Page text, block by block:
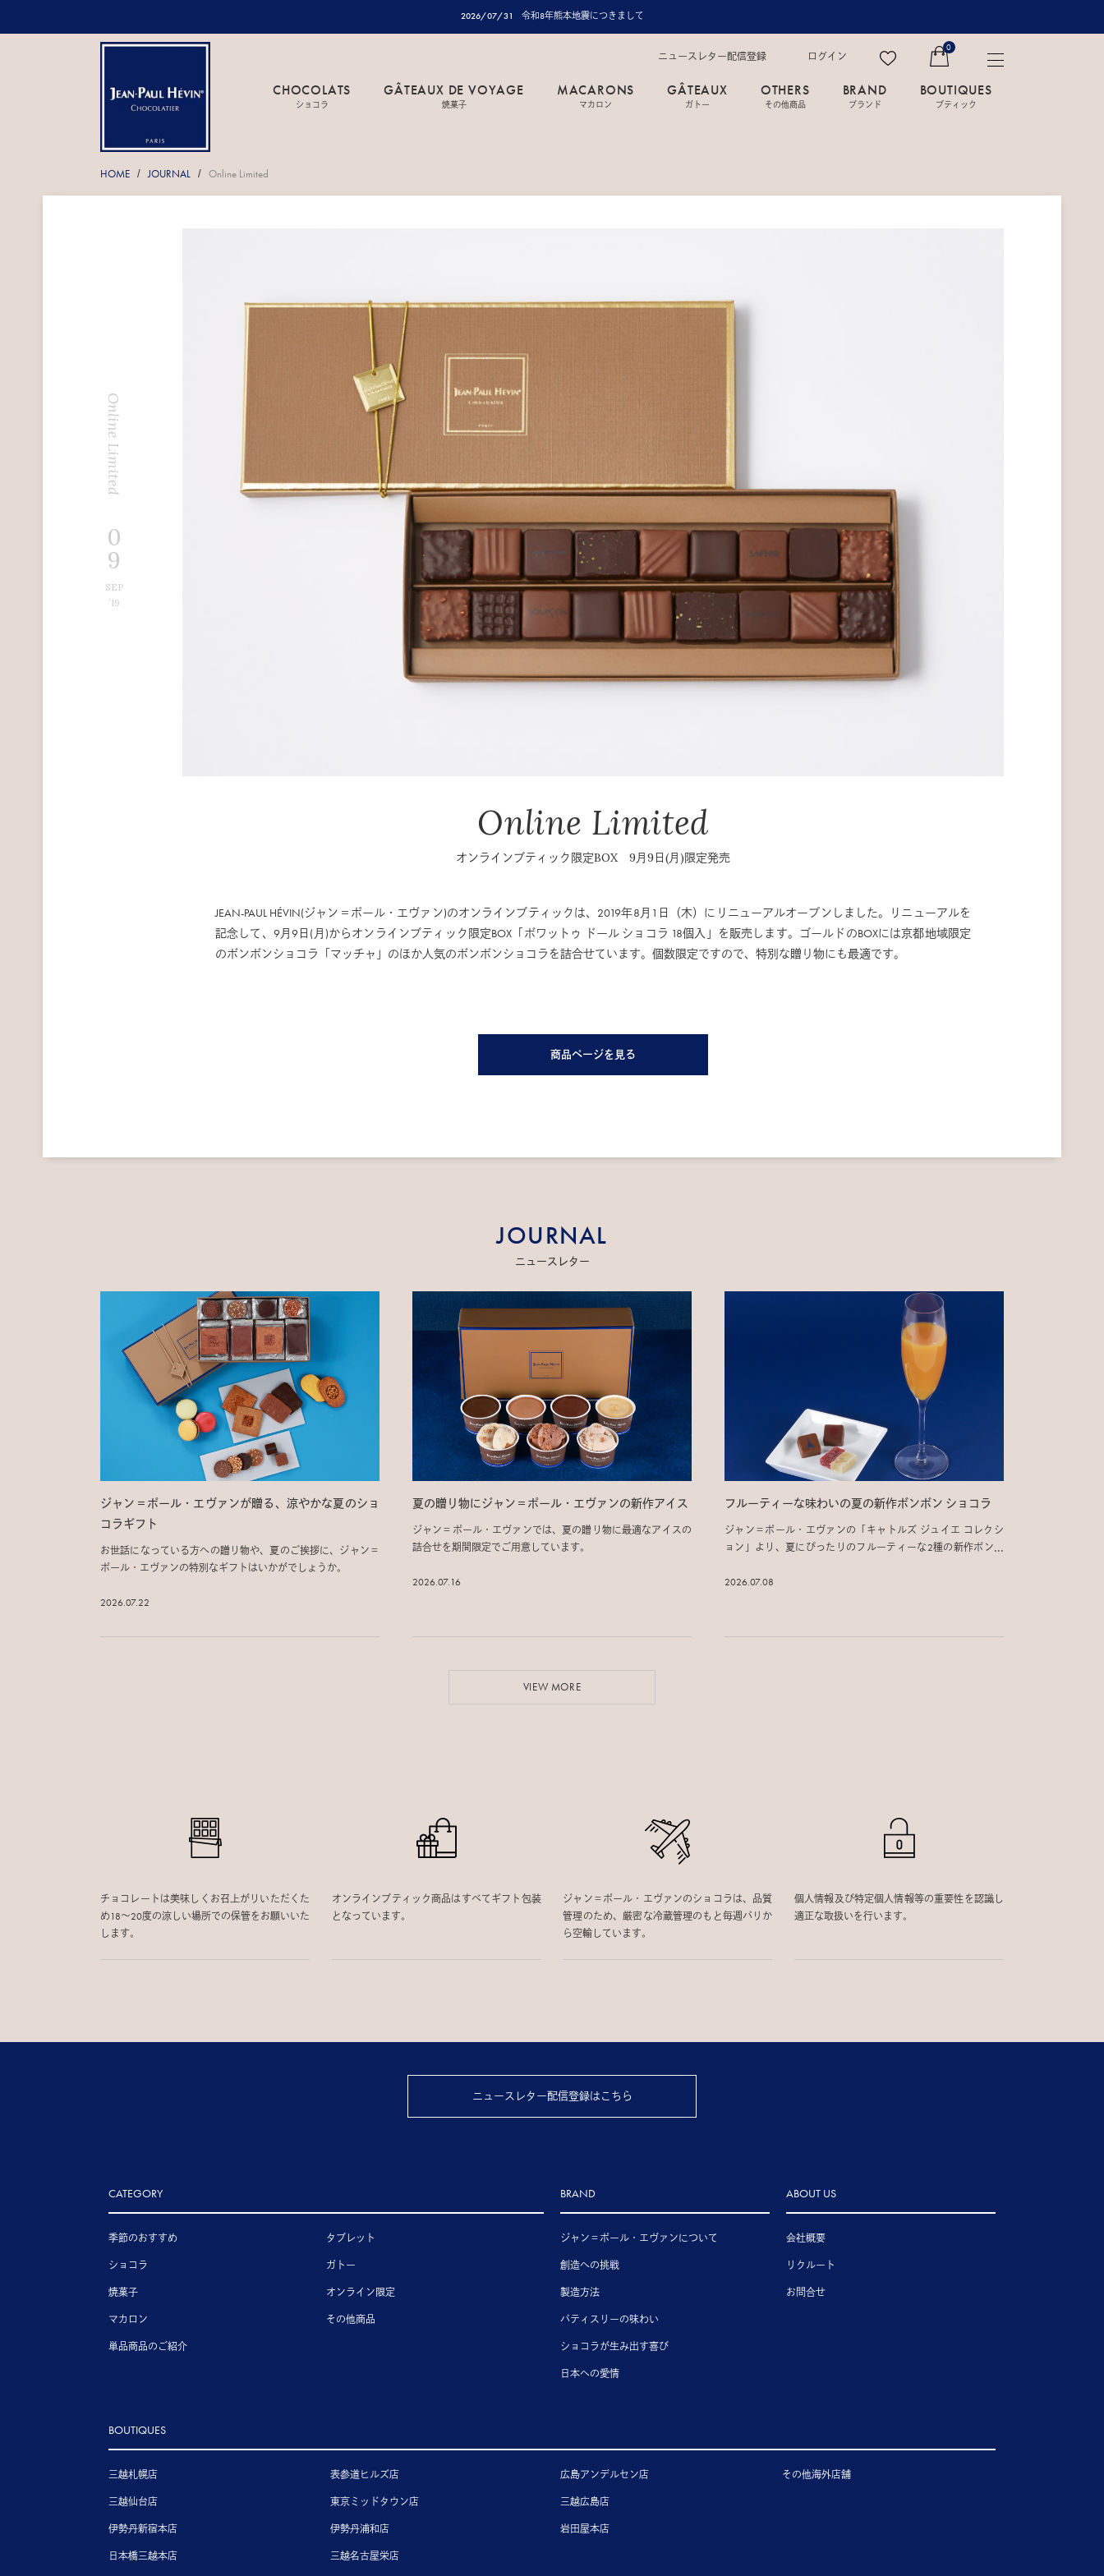
2026/07/31 令和8年熊本地震につきまして
ニュースレター配信登録 ログイン
0
CHOCOLATS
ショコラ
GÂTEAUX DE VOYAGE
焼菓子
MACARONS
マカロン
GÂTEAUX
ガトー
OTHERS
その他商品
BRAND
ブランド
BOUTIQUES
ブティック
HOME / JOURNAL / Online Limited
Online Limited
0
9
SEP
’19
Online Limited
オンラインブティック限定BOX 9月9日(月)限定発売
JEAN-PAUL HÉVIN(ジャン＝ポール・エヴァン)のオンラインブティックは、2019年8月1日（木）にリニューアルオープンしました。リニューアルを
記念して、9月9日(月)からオンラインブティック限定BOX「ボワットゥ ドール ショコラ 18個入」を販売します。ゴールドのBOXには京都地域限定
のボンボンショコラ「マッチャ」のほか人気のボンボンショコラを詰合せています。個数限定ですので、特別な贈り物にも最適です。
商品ページを見る
JOURNAL
ニュースレター
ジャン＝ポール・エヴァンが贈る、涼やかな夏のショ
コラギフト
お世話になっている方への贈り物や、夏のご挨拶に、ジャン＝
ポール・エヴァンの特別なギフトはいかがでしょうか。
2026.07.22
夏の贈り物にジャン＝ポール・エヴァンの新作アイス
ジャン＝ポール・エヴァンでは、夏の贈り物に最適なアイスの
詰合せを期間限定でご用意しています。
2026.07.16
フルーティーな味わいの夏の新作ボンボン ショコラ
ジャン＝ポール・エヴァンの「キャトルズ ジュイエ コレクシ
ョン」より、夏にぴったりのフルーティーな2種の新作ボンボ
2026.07.08
VIEW MORE
チョコレートは美味しくお召上がりいただくた
め18〜20度の涼しい場所での保管をお願いいた
します。
オンラインブティック商品はすべてギフト包装
となっています。
ジャン＝ポール・エヴァンのショコラは、品質
管理のため、厳密な冷蔵管理のもと毎週パリか
ら空輸しています。
個人情報及び特定個人情報等の重要性を認識し
適正な取扱いを行います。
ニュースレター配信登録はこちら
CATEGORY
季節のおすすめ
ショコラ
焼菓子
マカロン
単品商品のご紹介
タブレット
ガトー
オンライン限定
その他商品
BRAND
ジャン＝ポール・エヴァンについて
創造への挑戦
製造方法
パティスリーの味わい
ショコラが生み出す喜び
日本への愛情
ABOUT US
会社概要
リクルート
お問合せ
BOUTIQUES
三越札幌店
三越仙台店
伊勢丹新宿本店
日本橋三越本店
表参道ヒルズ店
東京ミッドタウン店
伊勢丹浦和店
三越名古屋栄店
広島アンデルセン店
三越広島店
岩田屋本店
その他海外店舗